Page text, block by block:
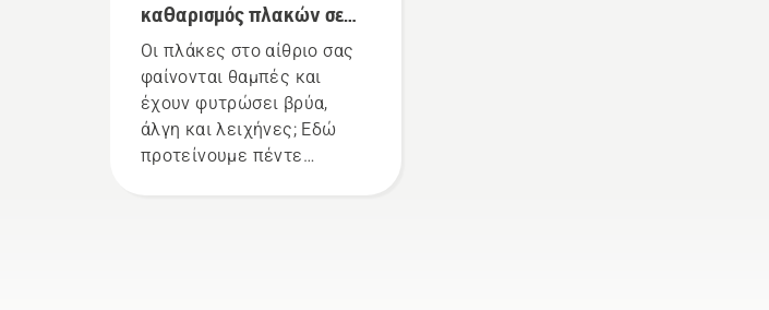
καθαρισμός πλακών σε
αίθρια – 5 μέθοδοι
Οι πλάκες στο αίθριο σας
φαίνονται θαμπές και
έχουν φυτρώσει βρύα,
άλγη και λειχήνες; Εδώ
προτείνουμε πέντε